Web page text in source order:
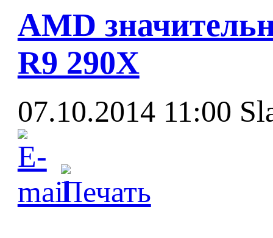
AMD
R9 290X
07.10.2014 11:00